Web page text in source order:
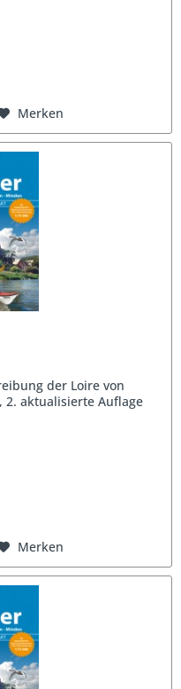
Merken
der Loire von
2. aktualisierte Auflage
Merken